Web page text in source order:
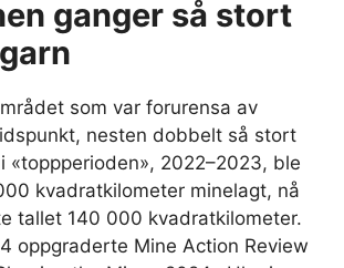
ganger så stort
som var forurensa av
nesten dobbelt så stort
«toppperioden», 2022–2023, ble
kvadratkilometer minelagt, nå
tallet 140 000 kvadratkilometer.
oppgraderte Mine Action Review